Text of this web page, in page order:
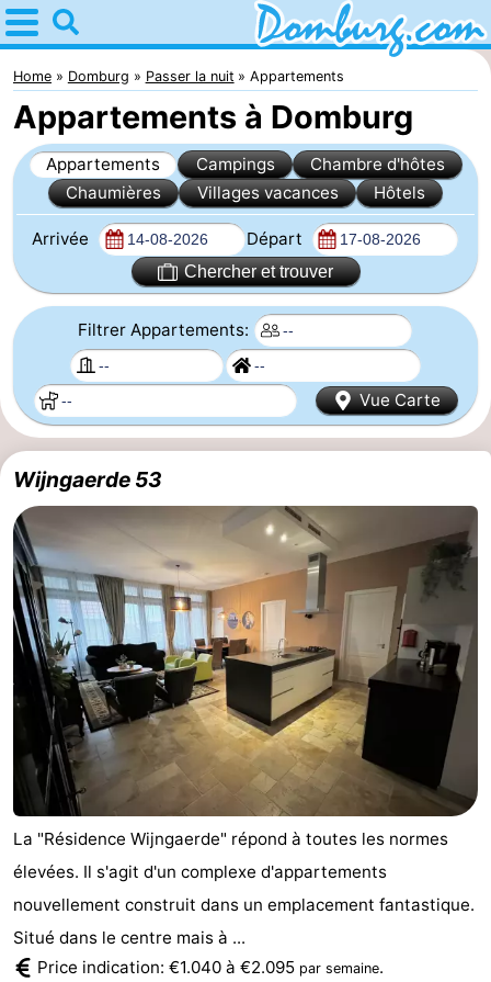
Home
Domburg
Astuces
Avec
les
enfants
Webcam
Webcam
Webcam
la
nuit
Appartements
-
Park
Loverendale
-
Résidence
Wijngaerde
Campings
Chambre
d'hôtes
Chaumières
Buitenhof
Domburg
Hof
Domburg
-
Westhove
Hôtels
Last
minutes
Plages
Home Domburg Passer la nuit Appartements
Appartements à Domburg
Appartements Campings
Chambre d'hôtes
Chaumières
Villages vacances Hôtels
Arrivée Départ
Chercher et trouver
Filtrer Appartements:
Vue Carte
Wijngaerde 53
La "Résidence Wijngaerde" répond à toutes les normes
élevées. Il s'agit d'un complexe d'appartements
nouvellement construit dans un emplacement fantastique.
Situé dans le centre mais à ...
Price indication: €1.040 à €2.095 par semaine.